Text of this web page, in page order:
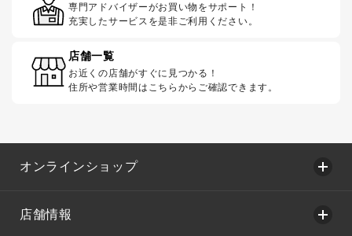
専門アドバイザーがお買い物をサポート！
充実したサービスを是非ご利用ください。
店舗一覧
お近くの店舗がすぐに見つかる！
住所や営業時間はこちらからご確認できます。
オンラインショップ
店舗情報